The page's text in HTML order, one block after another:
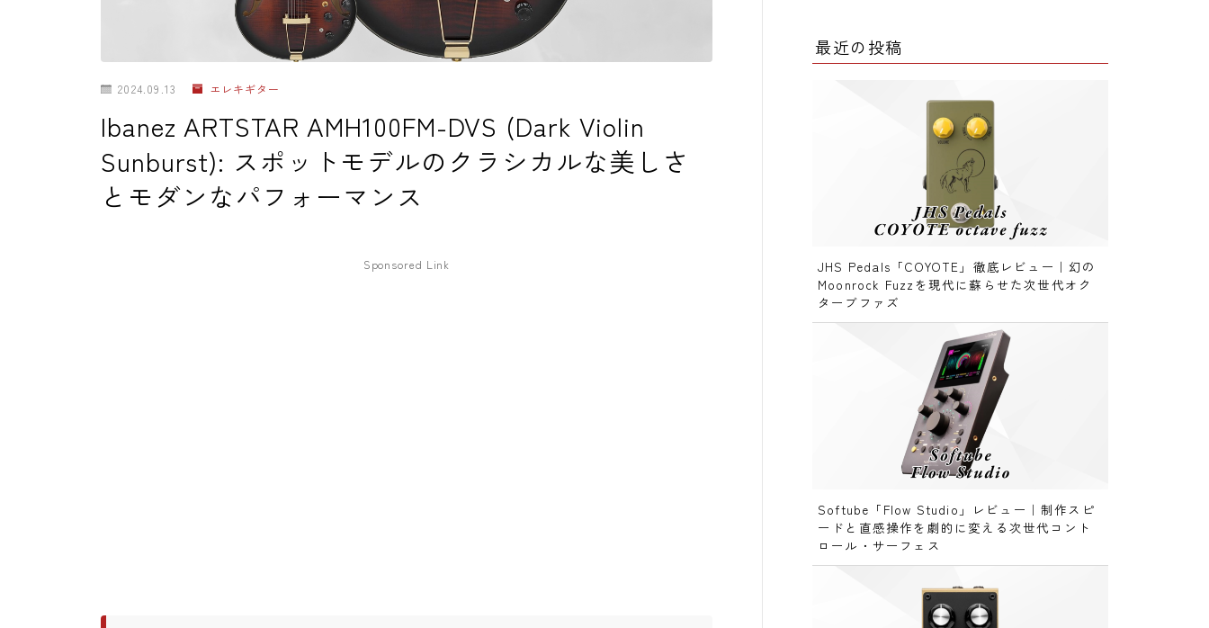
2024.09.13 エレキギター
Ibanez ARTSTAR AMH100FM-DVS (Dark Violin
Sunburst): スポットモデルのクラシカルな美しさ
とモダンなパフォーマンス
Sponsored Link
最近の投稿
JHS Pedals「COYOTE」徹底レビュー｜幻の
Moonrock Fuzzを現代に蘇らせた次世代オク
ターブファズ
Softube「Flow Studio」レビュー｜制作スピ
ードと直感操作を劇的に変える次世代コント
ロール・サーフェス